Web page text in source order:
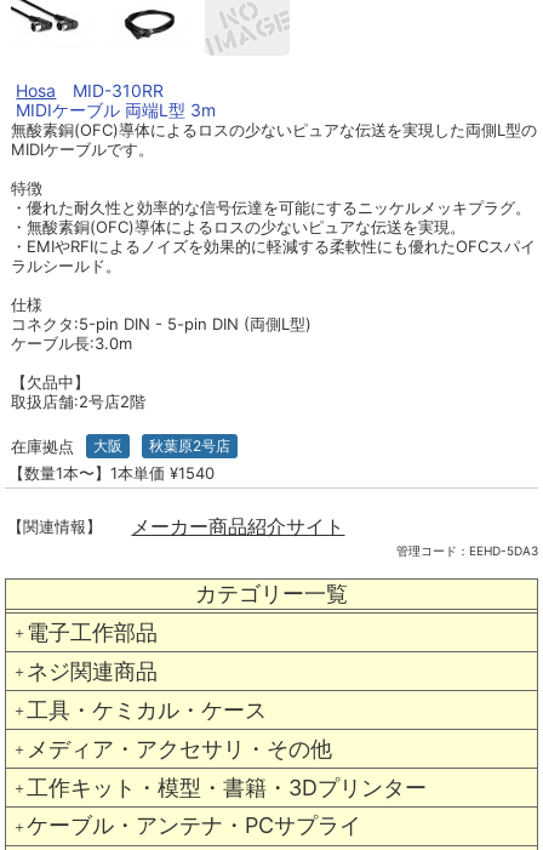
カテゴリー一覧
＋ 電子工作部品
＋ ネジ関連商品
＋ 工具・ケミカル・ケース
＋ メディア・アクセサリ・その他
＋ 工作キット・模型・書籍・3Dプリンター
＋ ケーブル・アンテナ・PCサプライ
Hosa MID-310RR
MIDIケーブル 両端L型 3m
無酸素銅(OFC)導体によるロスの少ないピュアな伝送を実現した両側L型の
MIDIケーブルです。
特徴
・優れた耐久性と効率的な信号伝達を可能にするニッケルメッキプラグ。
・無酸素銅(OFC)導体によるロスの少ないピュアな伝送を実現。
・EMIやRFIによるノイズを効果的に軽減する柔軟性にも優れたOFCスパイ
ラルシールド。
仕様
コネクタ:5-pin DIN - 5-pin DIN (両側L型)
ケーブル長:3.0m
【欠品中】
取扱店舗:2号店2階
在庫拠点 大阪 秋葉原2号店
【数量1本〜】1本単価 ¥1540
【関連情報】 メーカー商品紹介サイト
管理コード： EEHD-5DA3